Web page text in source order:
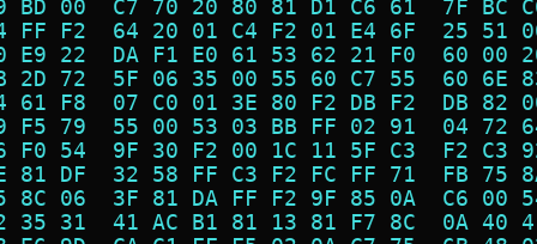
BD 00  C7 70 20 80 81 D1 C6 61  7F
FF F2  64 20 01 C4 F2 01 E4 6F  25
E9 22  DA F1 E0 61 53 62 21 F0  60
2D 72  5F 06 35 00 55 60 C7 55  60
61 F8  07 C0 01 3E 80 F2 DB F2  DB
F5 79  55 00 53 03 BB FF 02 91  04
F0 54  9F 30 F2 00 1C 11 5F C3  F2
81 DF  32 58 FF C3 F2 FC FF 71  FB
8C 06  3F 81 DA FF F2 9F 85 0A  C6
35 31  41 AC B1 81 13 81 F7 8C  0A